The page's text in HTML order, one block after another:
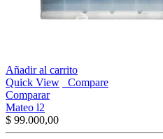
Añadir al carrito
Quick View
Compare
Comparar
Mateo l2
$ 99.000,00